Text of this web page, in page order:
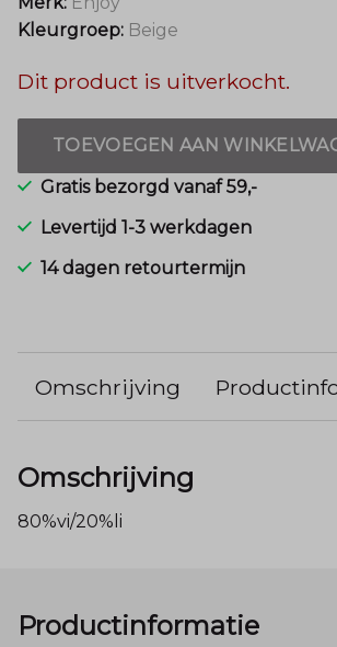
Kleurgroep: Beige
Dit product is uitverkocht.
TOEVOEGEN AAN
Gratis bezorgd vanaf 59,-
Levertijd 1-3 werkdagen
14 dagen retourtermijn
Omschrijving
Omschrijving
80%vi/20%li
Productinformatie